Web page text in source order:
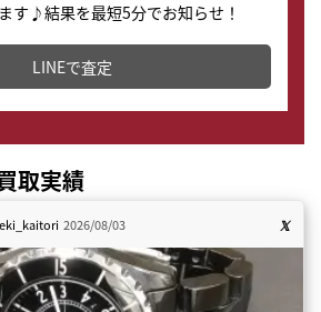
す♪結果を最短5分でお知らせ！
査定金額を知ることが出来ます。
LINEで査定
取実績
2026/08/03